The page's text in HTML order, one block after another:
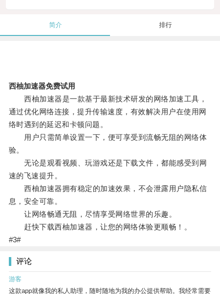
简介 排行
西柚加速器免费试用
西柚加速器是一款基于最新技术研发的网络加速工具，
通过优化网络连接，提升传输速度，有效解决用户在使用网
络时遇到的延迟和卡顿问题。
用户只需简单设置一下，便可享受到流畅无阻的网络体
验。
无论是观看视频、玩游戏还是下载文件，都能感受到网
速的飞速提升。
西柚加速器拥有稳定的加速效果，不会泄露用户隐私信
息，安全可靠。
让网络畅通无阻，尽情享受网络世界的乐趣。
赶快下载西柚加速器，让您的网络体验更顺畅！。
#3#
评论
游客
这款app就像我的私人助理，随时随地为我的办公提供帮助。我经常需要